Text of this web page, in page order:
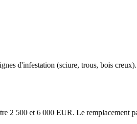
d'infestation (sciure, trous, bois
2 500 et 6 000 EUR. Le remplacement